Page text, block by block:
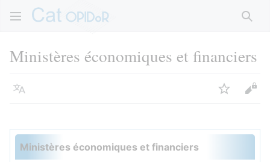
Ministères économiques et financiers
Langue Suivre
Ministères économiques et financiers